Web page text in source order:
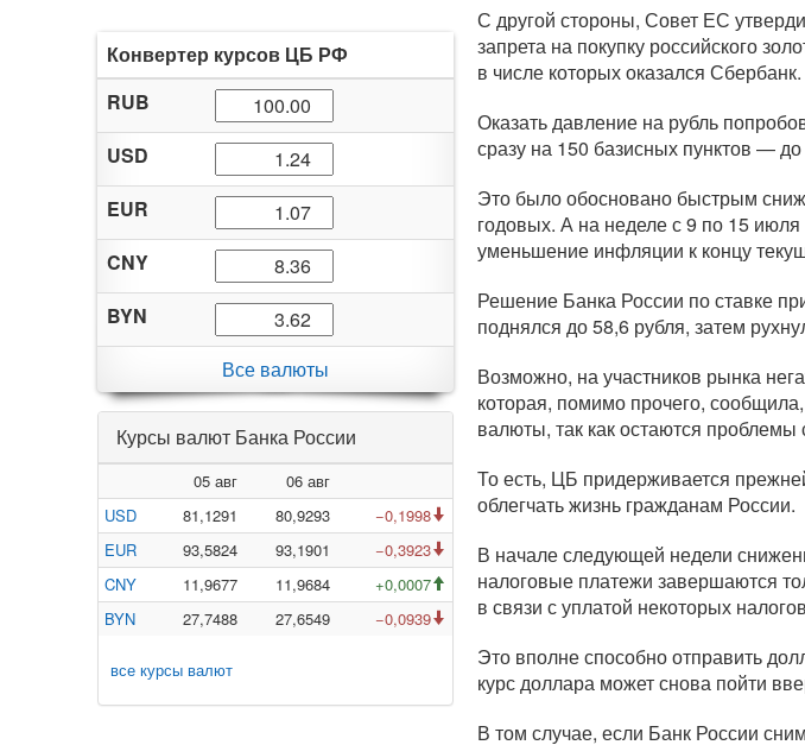
Конвертер курсов ЦБ РФ
RUB
USD
EUR
CNY
BYN
Все валюты
Курсы валют Банка России
05 авг
06 авг
USD
81,1291 80,9293
−0,1998
EUR
93,5824 93,1901
−0,3923
CNY
11,9677 11,9684
+0,0007
BYN
27,7488 27,6549 −0,0939
все курсы валют
С другой стороны, Совет ЕС
запрета на покупку российского
в числе которых оказался Сбербанк.
Оказать давление на рубль
сразу на 150 базисных пунктов —
Это было обосновано быстрым
годовых. А на неделе с 9 по 15
уменьшение инфляции к концу
Решение Банка России по ставке
поднялся до 58,6 рубля, затем
Возможно, на участников рынка
которая, помимо прочего,
валюты, так как остаются
То есть, ЦБ придерживается
облегчать жизнь гражданам России.
В начале следующей недели
налоговые платежи завершаются
в связи с уплатой некоторых
Это вполне способно отправить
курс доллара может снова пойти
В том случае, если Банк России